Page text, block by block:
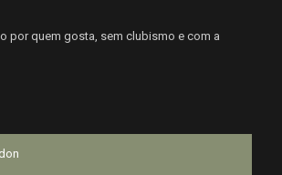
por quem gosta, sem clubismo e com a